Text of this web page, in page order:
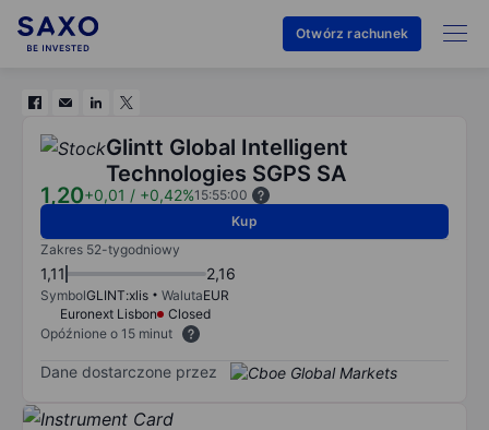
Otwórz rachunek
Glintt Global Intelligent
Technologies SGPS SA
1,20+0,01 / +0,42%15:55:00
Kup
Zakres 52-tygodniowy
1,11 2,16
SymbolGLINT:xlis WalutaEUR
Euronext Lisbon
Closed
Opóźnione o 15 minut
Dane dostarczone przez